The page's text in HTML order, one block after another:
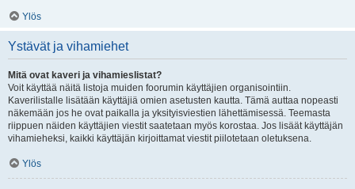
Ylös
Ystävät ja vihamiehet
Mitä ovat kaveri ja vihamieslistat?
Voit käyttää näitä listoja muiden foorumin käyttäjien organisointiin.
Kaverilistalle lisätään käyttäjiä omien asetusten kautta. Tämä auttaa nopeasti
näkemään jos he ovat paikalla ja yksityisviestien lähettämisessä. Teemasta
riippuen näiden käyttäjien viestit saatetaan myös korostaa. Jos lisäät käyttäjän
vihamieheksi, kaikki käyttäjän kirjoittamat viestit piilotetaan oletuksena.
Ylös